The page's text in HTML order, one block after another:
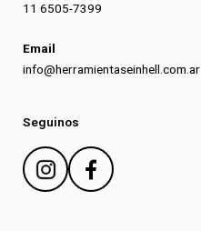
11 6505-7399
Email
info@herramientaseinhell.com.ar
Seguinos